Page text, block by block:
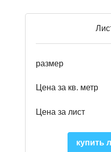
размер
Цена за кв. метр
Цена за лист
купить